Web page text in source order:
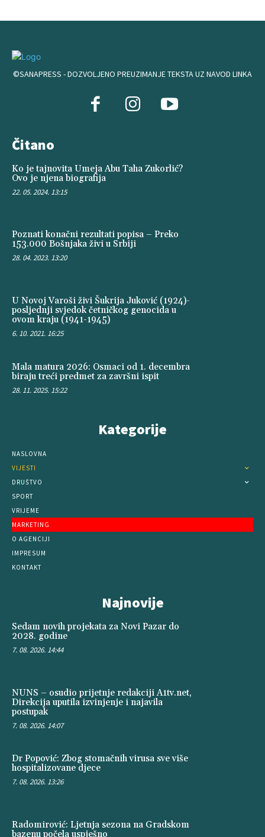
©SANAPRESS - DOZVOLJENO PREUZIMANJE TEKSTA UZ NAVOD LINKA
Čitano
Ko je tajnovita Umeja Abu Taha Zukorlić?
Ovo je njena biografija
22. 05. 2024. 13:15
Poznati konačni rezultati popisa – Preko
153.000 Bošnjaka živi u Srbiji
28. 04. 2023. 13:20
U Novoj Varoši živi Šukrija Juković (1924)-
posljednji svjedok četničkog genocida u
ovom kraju (1941-1945)
6. 10. 2021. 16:25
Mala matura 2026: Osmaci od 1. decembra
biraju treći predmet za završni ispit
28. 11. 2025. 15:22
Kategorije
NASLOVNA
VIJESTI
DRUŠTVO
SPORT
VRIJEME
MARKETING
O AGENCIJI
IMPRESUM
KONTAKT
Najnovije
Sedam novih projekata za Novi Pazar do
2028. godine
7. 08. 2026. 14:44
NUNS – osudio prijetnje redakciji A1tv.net,
Direkcija uputila izvinjenje i najavila
postupak
7. 08. 2026. 14:07
Dr Popović: Zbog stomačnih virusa sve više
hospitalizovane djece
7. 08. 2026. 13:26
Radomirović: Ljetnja sezona na Gradskom
bazenu počela uspješno